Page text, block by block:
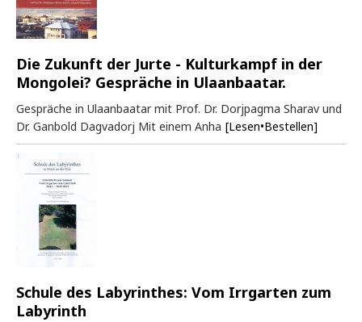
Die Zukunft der Jurte - Kulturkampf in der
Mongolei? Gespräche in Ulaanbaatar.
Gespräche in Ulaanbaatar mit Prof. Dr. Dorjpagma Sharav und
Dr. Ganbold Dagvadorj Mit einem Anha [Lesen•Bestellen]
Schule des Labyrinthes: Vom Irrgarten zum
Labyrinth